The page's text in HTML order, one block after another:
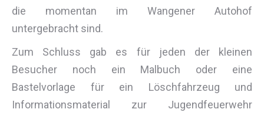
die momentan im Wangener Autohof
untergebracht sind.
Zum Schluss gab es für jeden der kleinen
Besucher noch ein Malbuch oder eine
Bastelvorlage für ein Löschfahrzeug und
Informationsmaterial zur Jugendfeuerwehr